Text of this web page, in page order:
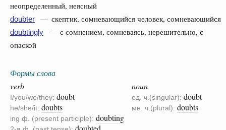
неопределенный, неясный
doubter — скептик, сомневающийся человек, сомневающийся
doubtingly
— с сомнением, сомневаясь, нерешительно, с
опаской
Формы слова
verb
I/you/we/they: doubt
he/she/it: doubts
ing ф. (present participle): doubting
noun
ед. ч.(singular): doubt
мн. ч.(plural): doubts